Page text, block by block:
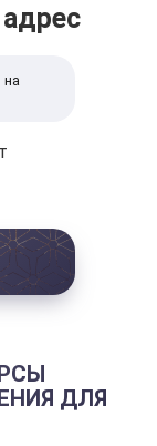
адрес
ДЛЯ